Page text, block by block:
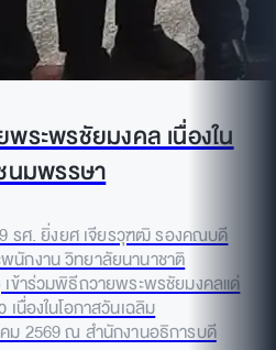
ระพรชัยมงคล เนื่องใน
นมพรรษา
รศ. ยิ่งยศ เจียรวุฑฒิ รองคณบดี
กงาน วิทยาลัยนานาชาติ
ข้าร่วมพิธีถวายพระพรชัยมงคลแด่
นื่องในโอกาสวันเฉลิม
ม 2569 ณ สำนักงานอธิการบดี